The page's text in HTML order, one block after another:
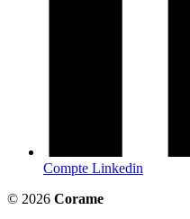
Compte Linkedin
© 2026 Corame